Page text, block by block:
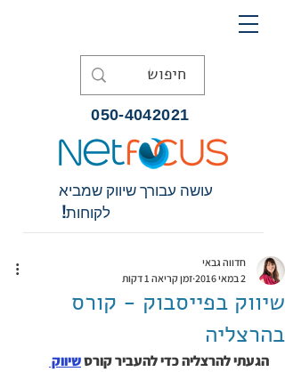
050-4042021
עושה עבורך שיווק שמביא
לקוחות!
שיווק בפייסבוק - קורס
בהרצליה
חדווה גבאי
2 במאי 2016
זמן קריאה 1 דקות
הגעתי להרצליה כדי להעביר קורס שיווק